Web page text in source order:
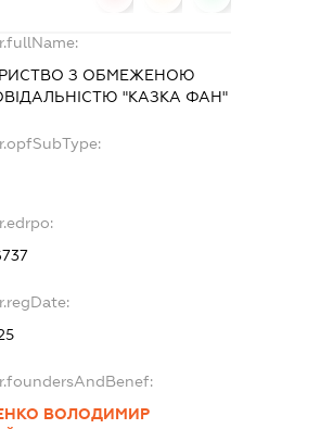
З ОБМЕЖЕНОЮ
"КАЗКА ФАН"
ВОЛОДИМИР